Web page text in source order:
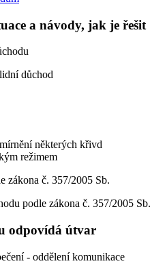
a návody, jak je řešit
důchod
některých křivd
režimem
zákona č. 357/2005 Sb.
podle zákona č. 357/2005 Sb.
odpovídá útvar
- oddělení komunikace